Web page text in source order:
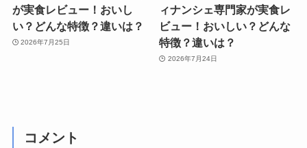
が実食レビュー！おいし
い？どんな特徴？違いは？
2026年7月25日
ィナンシェ専門家が実食レ
ビュー！おいしい？どんな
特徴？違いは？
2026年7月24日
コメント